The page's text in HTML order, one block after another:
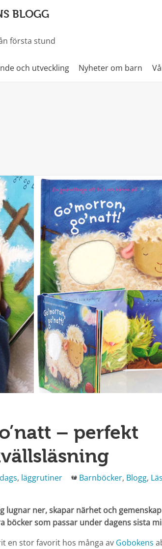
BLOGG
första stund
och utveckling Nyheter om barn
– perfekt
, läggrutiner Kategorier
Barnböcker, Blogg,
lugnar ner, skapar närhet och
böcker som passar under dagens sista
en stor favorit hos många av Gobokens